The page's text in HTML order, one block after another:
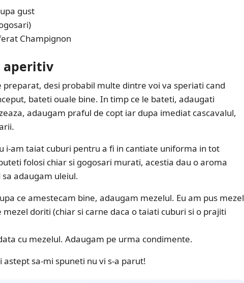
gust
Champignon
aperitiv
desi probabil multe dintre voi va speriati cand
bateti ouale bine. In timp ce le bateti, adaugati
adaugam praful de copt iar dupa imediat cascavalul,
i-am taiat cuburi pentru a fi in cantiate uniforma in tot
folosi chiar si gogosari murati, acestia dau o aroma
adaugam uleiul.
ce amestecam bine, adaugam mezelul. Eu am pus mezel
doriti (chiar si carne daca o taiati cuburi si o prajiti
cu mezelul. Adaugam pe urma condimente.
sa-mi spuneti nu vi s-a parut!